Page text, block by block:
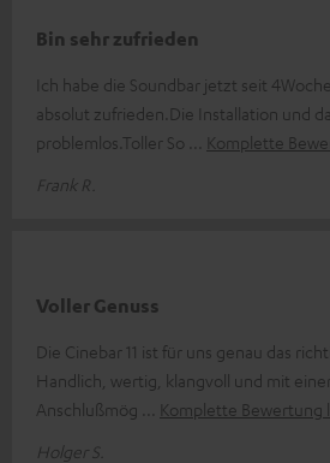
Bin sehr zufrieden
Ich habe die Soundbar jetzt seit
absolut zufrieden.Die Installation und
problemlos.Toller So
Komplette
Frank R.
Voller Genuss
Die Cinebar 11 ist für uns genau das
Handlich, wertig, klangvoll und mit
Anschlußmög
Komplette Bewertung
Holger S.